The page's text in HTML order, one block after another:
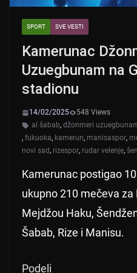
SPORT SVE VESTI
Kamerunac
Uzuegbunam na
stadionu
14/02/2025
548 Views
al šabab, džonmeri
, fukuoka, kamerun, manisaspor,
novi sad, rizespor, rudar velenje,
Kamerunac postigao
ukupno 210 mečeva za
Mejdžou Haku,
Šabab, Rize i Manisu.
Podeli